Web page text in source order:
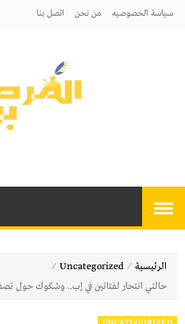
سياسة الخصوصيه من نحن اتصل بنا
الرئيسية ⁄
Uncategorized
⁄
حالتي انتحار لفتاتين في إب.. وشكوك حول